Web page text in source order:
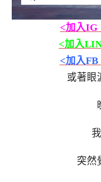
<加入IG
<加入
<加入FB
或著眼
突然